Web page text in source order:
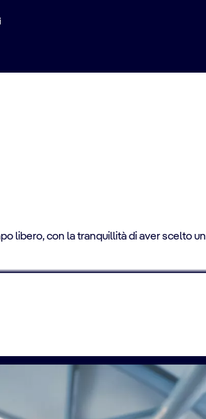
libero, con la tranquillità di aver scelto un
QUOTA CROCIERA PRIMO BAMBINO